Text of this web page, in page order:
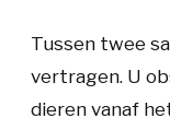
Tussen twee
vertragen. U
dieren vanaf